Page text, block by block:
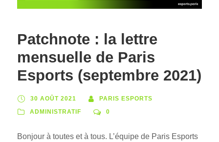
Patchnote : la lettre
mensuelle de Paris
Esports (septembre 2021)
30 AOÛT 2021
PARIS ESPORTS
ADMINISTRATIF
0
Bonjour à toutes et à tous. L’équipe de Paris Esports